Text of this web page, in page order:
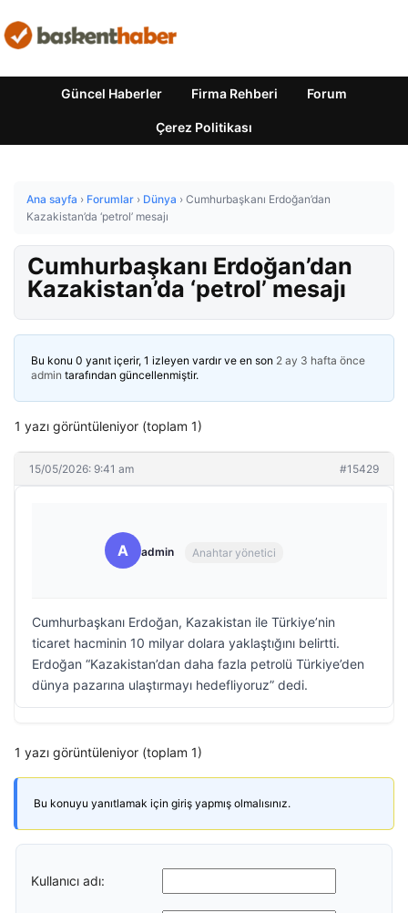
Güncel Haberler Firma Rehberi Forum
Çerez Politikası
Ana sayfa › Forumlar › Dünya › Cumhurbaşkanı Erdoğan’dan
Kazakistan’da ‘petrol’ mesajı
Cumhurbaşkanı Erdoğan’dan
Kazakistan’da ‘petrol’ mesajı
Bu konu 0 yanıt içerir, 1 izleyen vardır ve en son 2 ay 3 hafta önce
admin tarafından güncellenmiştir.
1 yazı görüntüleniyor (toplam 1)
15/05/2026: 9:41 am #15429
A admin Anahtar yönetici
Cumhurbaşkanı Erdoğan, Kazakistan ile Türkiye’nin
ticaret hacminin 10 milyar dolara yaklaştığını belirtti.
Erdoğan “Kazakistan’dan daha fazla petrolü Türkiye’den
dünya pazarına ulaştırmayı hedefliyoruz” dedi.
1 yazı görüntüleniyor (toplam 1)
Bu konuyu yanıtlamak için giriş yapmış olmalısınız.
Kullanıcı adı: